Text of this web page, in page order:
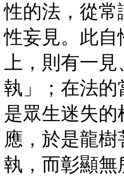
性的法，從
性妄見。此
上，則有一
執」；在法
是眾生迷失
應，於是龍
執，而彰顯